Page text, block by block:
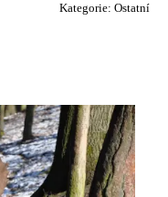
Kategorie: Ostatní